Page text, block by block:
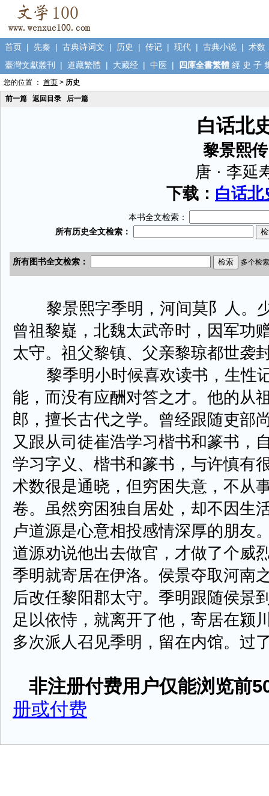
首页 | 先秦 | 古典诗词文 | 历史 | 传记 | 现代 | 古典小说 | 术数
臺灣文獻叢刊
| 道藏繁體 | 大藏经 | 中医 | 四庫全書繁體 經 史 子
您的位置 ： 首页 > 历史
前一篇
返回目录 后一篇
白话北
黎景熙传
唐 · 李延
下载： 白话
本书全文检索：
黎景熙字季明，河间莫阝人。
曾祖黎嶷，北魏太武帝时，因军功
太守。祖父黎镇、父亲黎琼都世袭
黎季明小时候喜欢读书，生性
能，而没有应酬对答之才。他的从
郎，擅长古代之学。曾经跟随吏部
又跟从司徒崔浩学习楷书和篆书，
学习字义、楷书和篆书，与许慎有
术数很是通晓，但穷困失意，不从
卷。虽然穷困独自居处，却不因生
卢道源是心意相投感情深厚的朋友
道源劝说他出去做官，才做了个威
季明就寄居在伊洛。侯景夺取河南
后改任黎阳郡太守。季明跟随侯景
足以依恃，就离开了他，寄居在颍
多次派人召见季明，留在内馆。过
非注册付费用户仅能浏览前
册或付费